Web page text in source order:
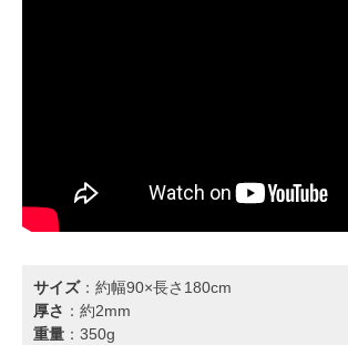
サイズ：約幅90×長さ180cm
厚さ ：約2mm
重量 ：350g